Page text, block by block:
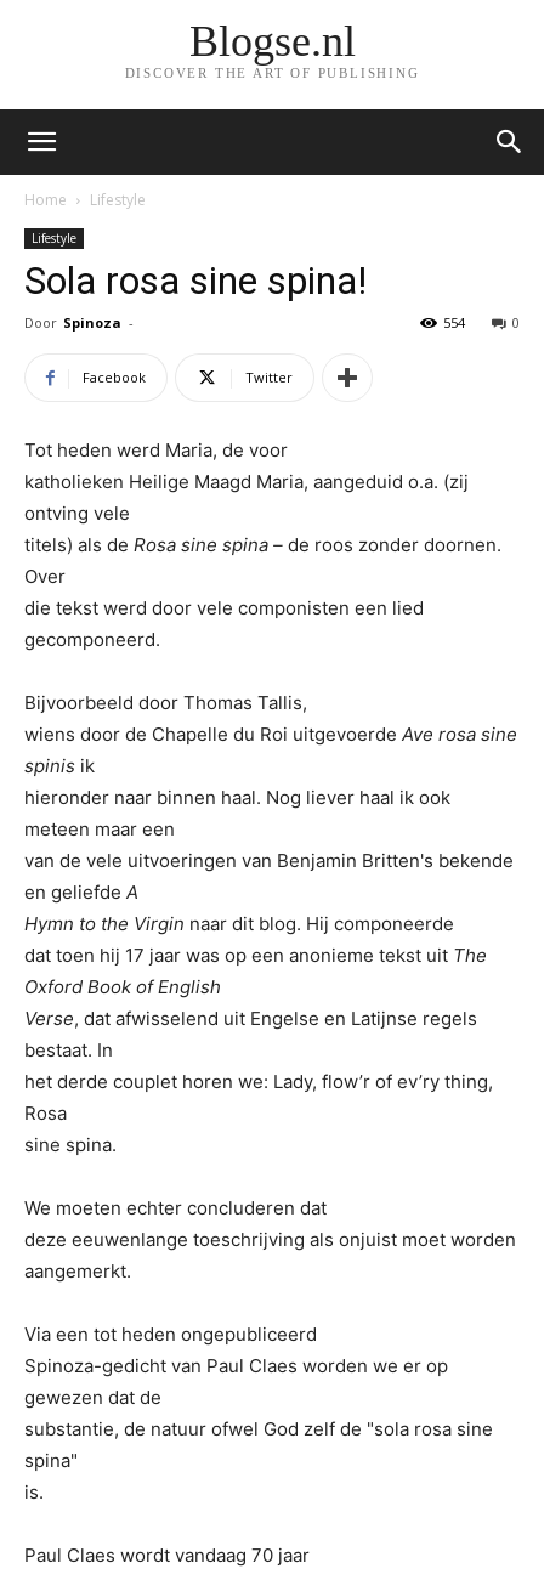
Blogse.nl
DISCOVER THE ART OF PUBLISHING
Home Lifestyle
Lifestyle
Sola rosa sine spina!
Door Spinoza - 0
554
Facebook Twitter
Tot heden werd Maria, de voor
katholieken Heilige Maagd Maria, aangeduid o.a. (zij
ontving vele
titels) als de Rosa sine spina – de roos zonder doornen.
Over
die tekst werd door vele componisten een lied
gecomponeerd.
Bijvoorbeeld door Thomas Tallis,
wiens door de Chapelle du Roi uitgevoerde Ave rosa sine
spinis ik
hieronder naar binnen haal. Nog liever haal ik ook
meteen maar een
van de vele uitvoeringen van Benjamin Britten's bekende
en geliefde A
Hymn to the Virgin naar dit blog. Hij componeerde
dat toen hij 17 jaar was op een anonieme tekst uit The
Oxford Book of English
Verse, dat afwisselend uit Engelse en Latijnse regels
bestaat. In
het derde couplet horen we: Lady, flow’r of ev’ry thing,
Rosa
sine spina.
We moeten echter concluderen dat
deze eeuwenlange toeschrijving als onjuist moet worden
aangemerkt.
Via een tot heden ongepubliceerd
Spinoza-gedicht van Paul Claes worden we er op
gewezen dat de
substantie, de natuur ofwel God zelf de "sola rosa sine
spina"
is.
Paul Claes wordt vandaag 70 jaar